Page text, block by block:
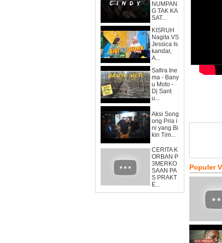
NUMPAN
G TAK KA
SAT...
KISRUH
Nagita VS
Jessica Is
kandar,
A...
Safira Ine
ma - Bany
u Moto -
Dj Sant
u...
Aksi Song
ong Pria i
ni yang Bi
kin Tim...
CERITA K
ORBAN P
3MERKO
SAAN PA
S PRAKT
E...
Populer